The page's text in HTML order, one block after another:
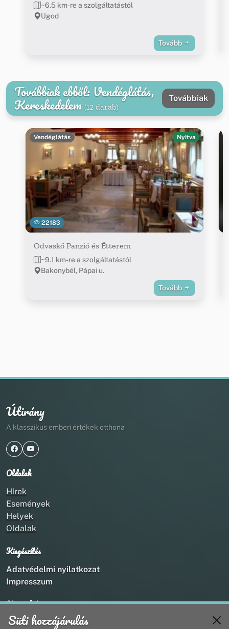
~6.5 km-re a szolgáltatástól
Ugod
Tovább
Továbbiak ebből: Vendéglátás,
Kereskedelem (12 darab)
Továbbiak
22183
Vendéglátás Nyitva
Odvaskő Panzió és Étterem
~9.1 km-re a szolgáltatástól
Bakonybél, Pápai u.
Tovább
Útirány
A klasszikus emberi értékek otthona
Oldalak
Hírek
Események
Helyek
Oldalak
Kiegészítés
Adatvédelmi nyilatkozat
Impresszum
Kapcsolat
+36 20 211 1888
Süti hozzájárulás